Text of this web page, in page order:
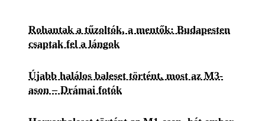
Rohantak a tűzoltók, a mentők: Budapesten
csaptak fel a lángok
Újabb halálos baleset történt, most az M3-
ason – Drámai fotók